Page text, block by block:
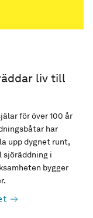
liv till
för över 100 år
har
upp dygnet runt,
sjöräddning i
bygger